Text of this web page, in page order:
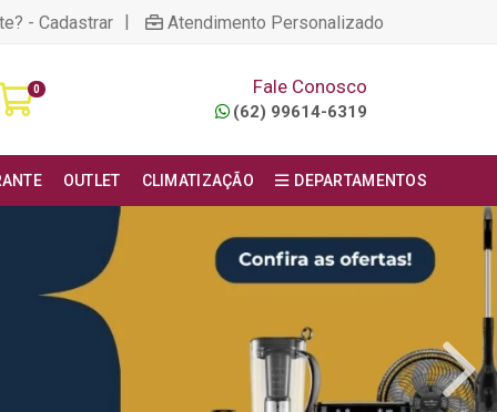
- Cadastrar | Atendimento Personalizado
0 Fale Conosco
(62) 99614-6319
OUTLET CLIMATIZAÇÃO DEPARTAMENTOS